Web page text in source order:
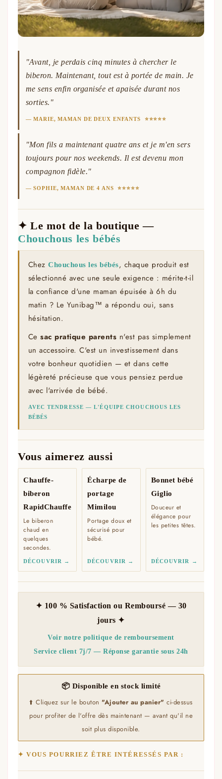
"Avant, je perdais cinq minutes à chercher le
biberon. Maintenant, tout est à portée de main. Je
me sens enfin organisée et apaisée durant nos
sorties."
— MARIE, MAMAN DE DEUX ENFANTS ⭐⭐⭐⭐⭐
"Mon fils a maintenant quatre ans et je m'en sers
toujours pour nos weekends. Il est devenu mon
compagnon fidèle."
— SOPHIE, MAMAN DE 4 ANS ⭐⭐⭐⭐⭐
✦ Le mot de la boutique —
Chouchous les bébés
Chez Chouchous les bébés, chaque produit est
sélectionné avec une seule exigence : mérite-t-il
la confiance d'une maman épuisée à 6h du
matin ? Le Yunibag™ a répondu oui, sans
hésitation.
Ce sac pratique parents n'est pas simplement
un accessoire. C'est un investissement dans
votre bonheur quotidien — et dans cette
légèreté précieuse que vous pensiez perdue
avec l'arrivée de bébé.
AVEC TENDRESSE — L'ÉQUIPECHOUCHOUS LES
BÉBÉS
Vous aimerez aussi
Chauffe-
biberon
RapidChauffe
Le biberon
chaud en
quelques
secondes.
DÉCOUVRIR →
Écharpe de
portage
Mimilou
Portage doux et
sécurisé pour
bébé.
DÉCOUVRIR →
Bonnet bébé
Giglio
Douceur et
élégance pour
les petites têtes.
DÉCOUVRIR →
✦ 100 % Satisfaction ou Remboursé — 30
jours ✦
Voir notre politique de remboursement
Service client 7j/7 — Réponse garantie sous 24h
📦 Disponible en stock limité
⬆️ Cliquez sur le bouton"Ajouter au panier" ci-dessus
pour profiter de l'offre dès maintenant — avant qu'il ne
soit plus disponible.
✦ VOUS POURRIEZ ÊTRE INTÉRESSÉS PAR :